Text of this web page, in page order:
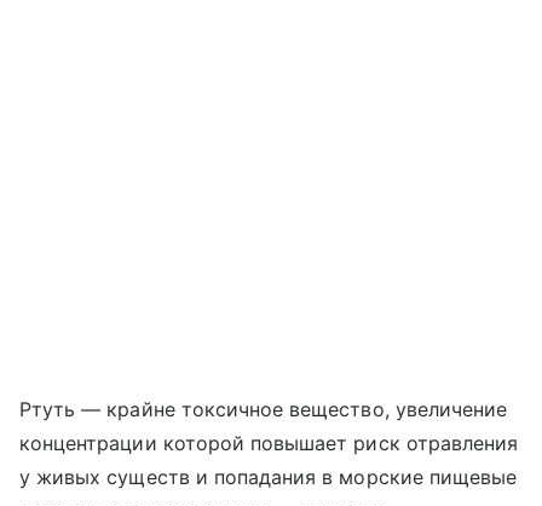
Ртуть — крайне токсичное вещество, увеличение
концентрации которой повышает риск отравления
у живых существ и попадания в морские пищевые